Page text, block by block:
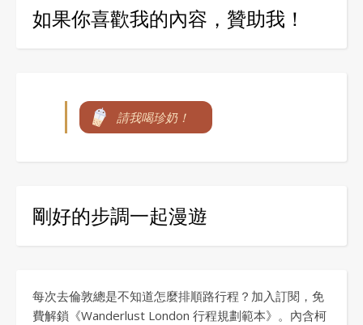
如果你喜歡我的內容，贊助我！
請我喝珍奶！
剛好的步調一起漫遊
每次去倫敦總是不知道怎麼排順路行程？加入訂閱，免
費解鎖《Wanderlust London 行程規劃範本》。內含柯